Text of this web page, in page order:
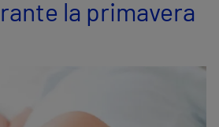
la primavera